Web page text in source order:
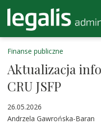
Finanse publiczne
Aktualizacja
CRU JSFP
26.05.2026
Andrzela Gawrońska-Baran